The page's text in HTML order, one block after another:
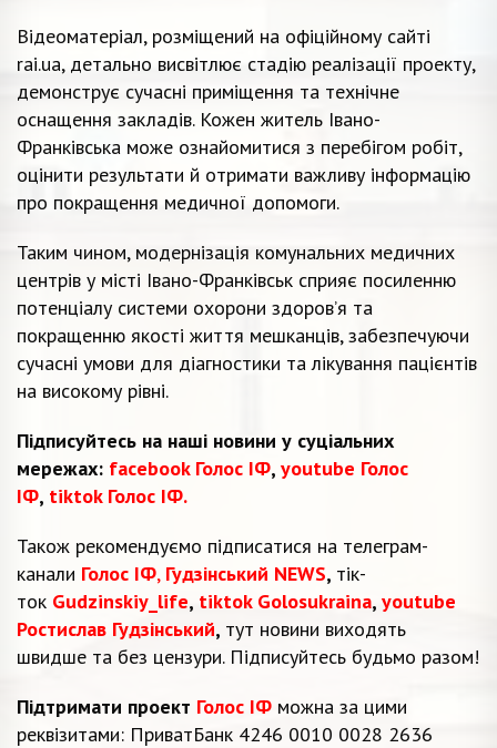
Відеоматеріал, розміщений на офіційному сайті
rai.ua, детально висвітлює стадію реалізації проекту,
демонструє сучасні приміщення та технічне
оснащення закладів. Кожен житель Івано-
Франківська може ознайомитися з перебігом робіт,
оцінити результати й отримати важливу інформацію
про покращення медичної допомоги.
Таким чином, модернізація комунальних медичних
центрів у місті Івано-Франківськ сприяє посиленню
потенціалу системи охорони здоров’я та
покращенню якості життя мешканців, забезпечуючи
сучасні умови для діагностики та лікування пацієнтів
на високому рівні.
Підписуйтесь на наші новини у суціальних
мережах: facebook Голос ІФ, youtube Голос
ІФ, tiktok Голос ІФ.
Також рекомендуємо підписатися на телеграм-
канали Голос ІФ, Гудзінський NEWS, тік-
ток Gudzinskiy_life, tiktok Golosukraina, youtube
Ростислав Гудзінський, тут новини виходять
швидше та без цензури. Підписуйтесь будьмо разом!
Підтримати проект Голос ІФ можна за цими
реквізитами: ПриватБанк 4246 0010 0028 2636